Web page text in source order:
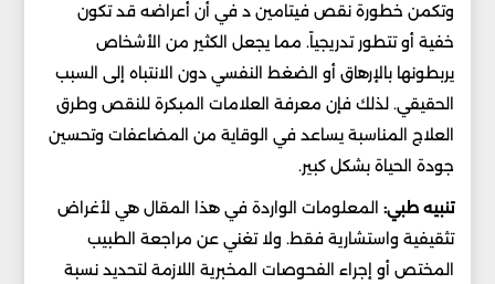
وتكمن خطورة نقص فيتامين د في أن أعراضه قد تكون
خفية أو تتطور تدريجياً. مما يجعل الكثير من الأشخاص
يربطونها بالإرهاق أو الضغط النفسي دون الانتباه إلى السبب
الحقيقي. لذلك فإن معرفة العلامات المبكرة للنقص وطرق
العلاج المناسبة يساعد في الوقاية من المضاعفات وتحسين
جودة الحياة بشكل كبير.
تنبيه طبي: المعلومات الواردة في هذا المقال هي لأغراض
تثقيفية واستشارية فقط. ولا تغني عن مراجعة الطبيب
المختص أو إجراء الفحوصات المخبرية اللازمة لتحديد نسبة